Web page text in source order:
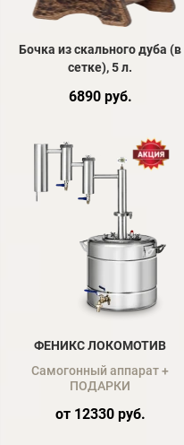
Бочка из скального дуба (в
сетке), 5 л.
6890 руб.
ФЕНИКС ЛОКОМОТИВ
Самогонный аппарат +
ПОДАРКИ
от 12330 руб.